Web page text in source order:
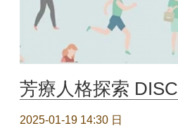
芳療人格探索 DISC
2025-01-19 14:30 日